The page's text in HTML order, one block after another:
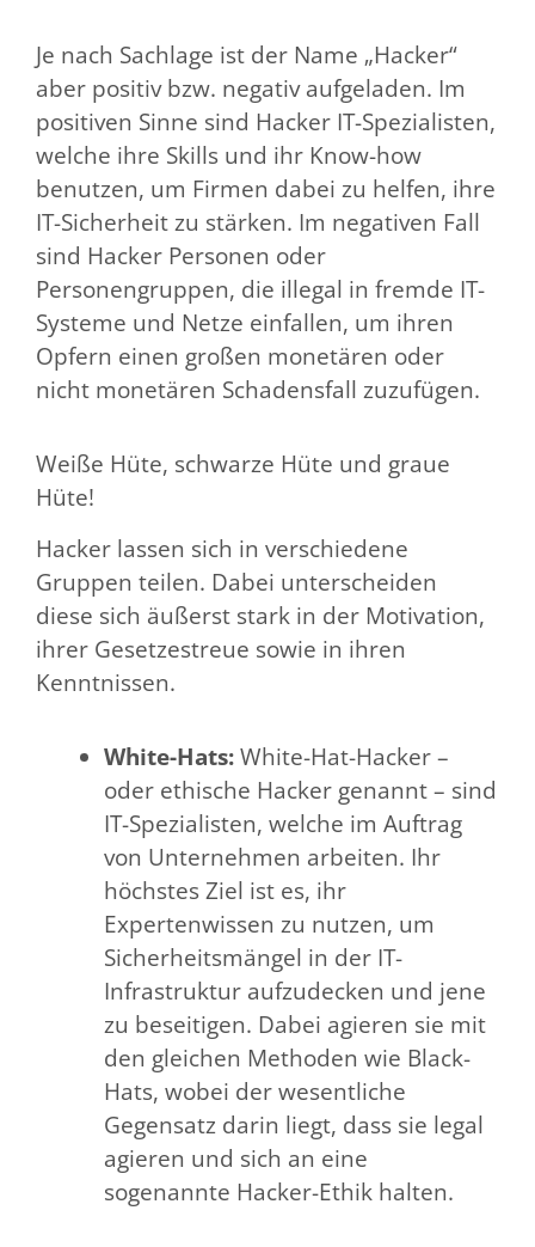
Je nach Sachlage ist der Name „Hacker“
aber positiv bzw. negativ aufgeladen. Im
positiven Sinne sind Hacker IT-Spezialisten,
welche ihre Skills und ihr Know-how
benutzen, um Firmen dabei zu helfen, ihre
IT-Sicherheit zu stärken. Im negativen Fall
sind Hacker Personen oder
Personengruppen, die illegal in fremde IT-
Systeme und Netze einfallen, um ihren
Opfern einen großen monetären oder
nicht monetären Schadensfall zuzufügen.
Weiße Hüte, schwarze Hüte und graue
Hüte!
Hacker lassen sich in verschiedene
Gruppen teilen. Dabei unterscheiden
diese sich äußerst stark in der Motivation,
ihrer Gesetzestreue sowie in ihren
Kenntnissen.
White-Hats:White-Hat-Hacker –
oder ethische Hacker genannt – sind
IT-Spezialisten, welche im Auftrag
von Unternehmen arbeiten. Ihr
höchstes Ziel ist es, ihr
Expertenwissen zu nutzen, um
Sicherheitsmängel in der IT-
Infrastruktur aufzudecken und jene
zu beseitigen. Dabei agieren sie mit
den gleichen Methoden wie Black-
Hats, wobei der wesentliche
Gegensatz darin liegt, dass sie legal
agieren und sich an eine
sogenannte Hacker-Ethik halten.